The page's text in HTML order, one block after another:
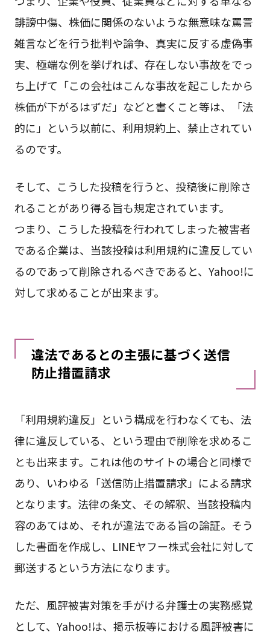
誹謗中傷、株価に関係のないような無意味な罵詈
雑言などを行う批判や論争、真実に反する虚偽事
実、極端な例を挙げれば、存在しない事故をでっ
ち上げて「この会社はこんな事故を起こしたから
株価が下がるはずだ」などと書くこと等は、「法
的に」という以前に、利用規約上、禁止されてい
るのです。
そして、こうした投稿を行うと、投稿後に削除さ
れることがあり得る旨も規定されています。
つまり、こうした投稿を行われてしまった被害者
である企業は、当該投稿は利用規約に違反してい
るのであって削除されるべきであると、Yahoo!に
対して求めることが出来ます。
違法であるとの主張に基づく送信
防止措置請求
「利用規約違反」という構成を行わなくても、法
律に違反している、という理由で削除を求めるこ
とも出来ます。これは他のサイトの場合と同様で
あり、いわゆる「送信防止措置請求」による請求
となります。法律の条文、その解釈、当該投稿内
容のあてはめ、それが違法である旨の論証。そう
した書面を作成し、LINEヤフー株式会社に対して
郵送するという方法になります。
ただ、風評被害対策を手がける弁護士の実務感覚
として、Yahoo!は、掲示板等における風評被害に